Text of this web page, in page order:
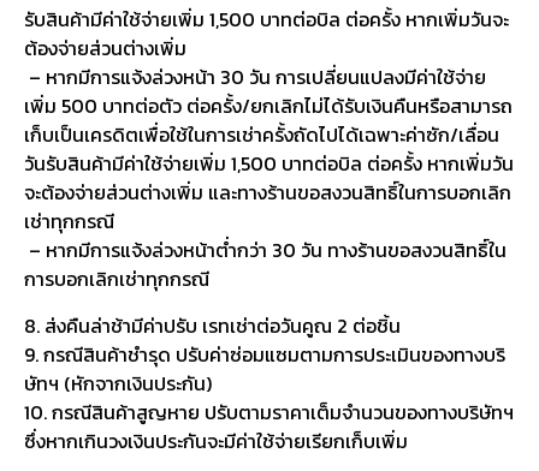
รับสินค้ามีค่าใช้จ่ายเพิ่ม 1,500 บาทต่อบิล ต่อครั้ง หากเพิ่มวันจะ
ต้องจ่ายส่วนต่างเพิ่ม
– หากมีการแจ้งล่วงหน้า 30 วัน การเปลี่ยนแปลงมีค่าใช้จ่าย
เพิ่ม 500 บาทต่อตัว ต่อครั้ง/ยกเลิกไม่ได้รับเงินคืนหรือสามารถ
เก็บเป็นเครดิตเพื่อใช้ในการเช่าครั้งถัดไปได้เฉพาะค่าซัก/เลื่อน
วันรับสินค้ามีค่าใช้จ่ายเพิ่ม 1,500 บาทต่อบิล ต่อครั้ง หากเพิ่มวัน
จะต้องจ่ายส่วนต่างเพิ่ม และทางร้านขอสงวนสิทธิ์ในการบอกเลิก
เช่าทุกกรณี
– หากมีการแจ้งล่วงหน้าต่ำกว่า 30 วัน ทางร้านขอสงวนสิทธิ์ใน
การบอกเลิกเช่าทุกกรณี
8. ส่งคืนล่าช้ามีค่าปรับ เรทเช่าต่อวันคูณ 2 ต่อชิ้น
9. กรณีสินค้าชำรุด ปรับค่าซ่อมแซมตามการประเมินของทางบริ
ษัทฯ (หักจากเงินประกัน)
10. กรณีสินค้าสูญหาย ปรับตามราคาเต็มจำนวนของทางบริษัทฯ
ซึ่งหากเกินวงเงินประกันจะมีค่าใช้จ่ายเรียกเก็บเพิ่ม